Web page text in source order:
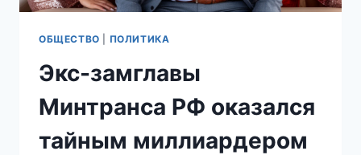
ОБЩЕСТВО ПОЛИТИКА
Экс-замглавы
Минтранса РФ оказался
тайным миллиардером